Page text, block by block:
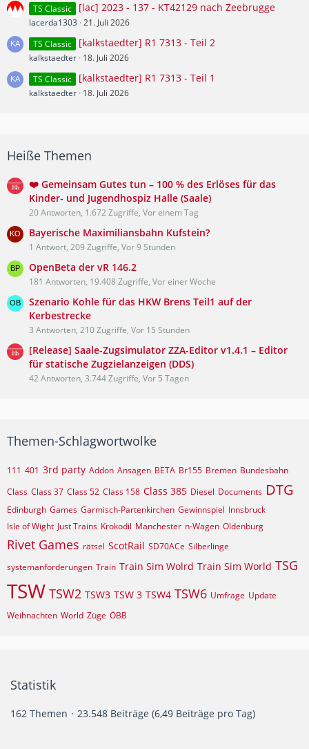
TS Classic
[lac] 2023 - 137 - KT42129 nach Zeebrugge
lacerda1303 21. Juli 2026
TS Classic
[kalkstaedter] R1 7313 - Teil 2
kalkstaedter 18. Juli 2026
TS Classic
[kalkstaedter] R1 7313 - Teil 1
kalkstaedter 18. Juli 2026
Heiße Themen
❤️ Gemeinsam Gutes tun – 100 % des Erlöses für das
Kinder- und Jugendhospiz Halle (Saale)
20 Antworten, 1.672 Zugriffe, Vor einem Tag
Bayerische Maximiliansbahn Kufstein?
1 Antwort, 209 Zugriffe, Vor 9 Stunden
OpenBeta der vR 146.2
181 Antworten, 19.408 Zugriffe, Vor einer Woche
Szenario Kohle für das HKW Brens Teil1 auf der
Kerbestrecke
3 Antworten, 210 Zugriffe, Vor 15 Stunden
[Release] Saale-Zugsimulator ZZA-Editor v1.4.1 – Editor
für statische Zugzielanzeigen (DDS)
42 Antworten, 3.744 Zugriffe, Vor 5 Tagen
Themen-Schlagwortwolke
111 401 3rd party Addon Ansagen BETA Br155 Bremen Bundesbahn
Class Class 37 Class 52 Class 158 Class 385 Diesel Documents DTG
Edinburgh Games Garmisch-Partenkirchen Gewinnspiel Innsbruck
Isle of Wight Just Trains Krokodil Manchester n-Wagen Oldenburg
Rivet Games rätsel ScotRail SD70ACe​ Silberlinge
systemanforderungen Train Train Sim Wolrd Train Sim World TSG
TSW TSW2 TSW3 TSW 3 TSW4 TSW6 Umfrage Update
Weihnachten World Züge ÖBB
Statistik
162 Themen 23.548 Beiträge (6,49 Beiträge pro Tag)